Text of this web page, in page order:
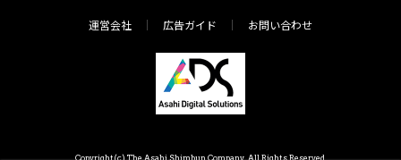
運営会社 広告ガイド お問い合わせ
Copyright(c) The Asahi Shimbun Company. All Rights Reserved.